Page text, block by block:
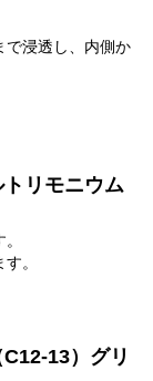
で浸透し、内側か
リモニウム
。
13）グリ